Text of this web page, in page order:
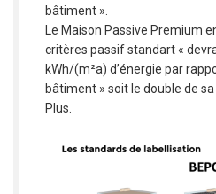
bâtiment ».
Le Maison Passive Premium
critères passif standart «
kWh/(m²a) d’énergie par
bâtiment » soit le double de
Plus.